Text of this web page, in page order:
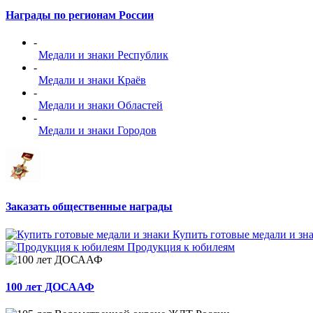
Награды по регионам России
-
Медали и знаки Республик
-
Медали и знаки Краёв
-
Медали и знаки Областей
-
Медали и знаки Городов
Заказать общественные награды
Купить готовые медали и
Продукция к юбилеям
100 лет ДОСААФ